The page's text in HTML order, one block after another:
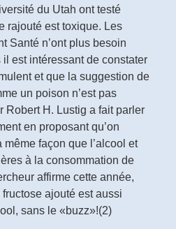
du Utah ont testé
rajouté est toxique. Les
Santé n’ont plus besoin
est intéressant de constater
et que la suggestion de
un poison n’est pas
Robert H. Lustig a fait parler
en proposant qu’on
façon que l’alcool et
à la consommation de
affirme cette année,
ajouté est aussi
sans le «buzz»!(2)